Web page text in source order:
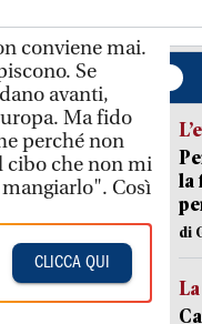
conviene mai.
Se
avanti,
Ma fido
perché non
cibo che non mi
Così
CLICCA QUI
la
di